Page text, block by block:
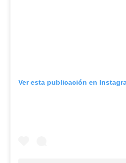
Ver esta publicación en